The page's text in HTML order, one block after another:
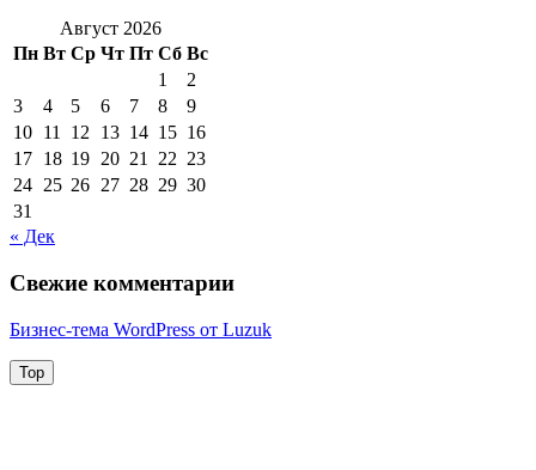
Август 2026
Пн Вт Ср Чт Пт Сб Вс
1
2
3
4 5 6 7 8
9
10 11 12 13 14 15 16
17 18 19 20 21 22 23
24 25 26 27 28 29 30
31
« Дек
Свежие комментарии
Бизнес-тема WordPress от Luzuk
Top